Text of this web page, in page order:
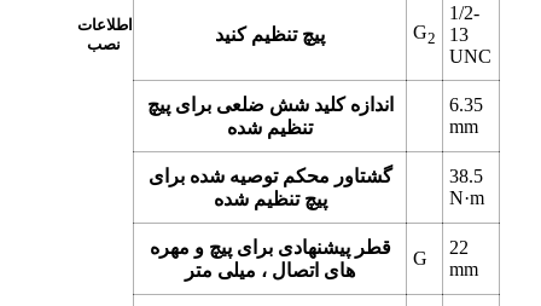
اطلاعات
نصب
پیچ تنظیم کنید G2
1/2-
13
UNC
اندازه کلید شش ضلعی برای پیچ
تنظیم شده
6.35
mm
گشتاور محکم توصیه شده برای
پیچ تنظیم شده
38.5
N·m
قطر پیشنهادی برای پیچ و مهره
های اتصال ، میلی متر
G
22
mm